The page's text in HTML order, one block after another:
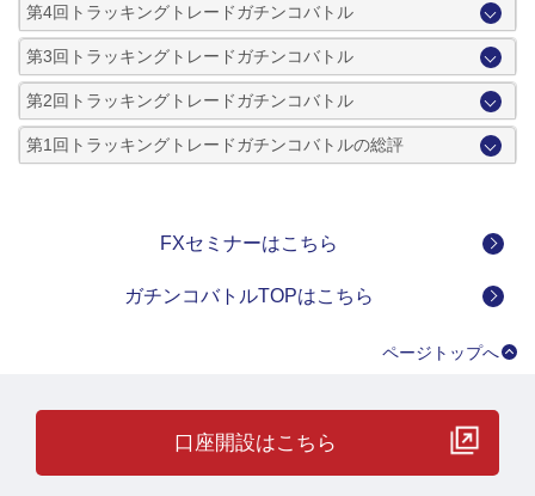
第4回トラッキングトレードガチンコバトル
第3回トラッキングトレードガチンコバトル
第2回トラッキングトレードガチンコバトル
第1回トラッキングトレードガチンコバトルの総評
FXセミナーはこちら
ガチンコバトルTOPはこちら
ページトップへ
口座開設はこちら